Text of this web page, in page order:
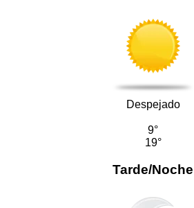
Despejado
9°
19°
Tarde/Noche